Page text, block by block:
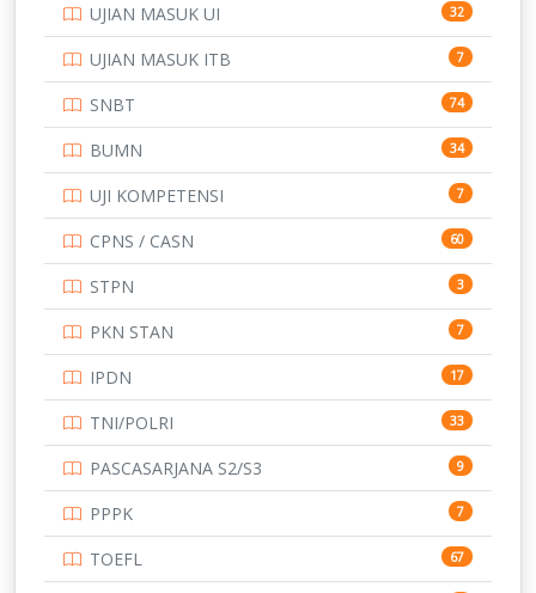
SMP 134
STIP 2
153
345
UNIVERSITAS AIRLANGGA 15
16
15
15
14
14
UNIVERSITAS CENDRAWASIH 14
15
219
UJIAN MASUK UI 32
UJIAN MASUK ITB 7
SNBT 74
BUMN 34
UJI KOMPETENSI 7
CPNS / CASN 60
STPN 3
PKN STAN 7
IPDN 17
TNI/POLRI 33
PASCASARJANA S2/S3 9
PPPK 7
TOEFL 67